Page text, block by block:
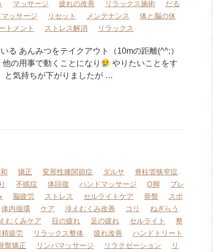
マッサージ 疲れの改善 リラックス施術
だる
ッサージ リセット メンテナンス
体と脳の休
トメント ストレス解消 リラックス
る あんみつをテイクアウト（10mの距離(^^;）
の用事で動くことになり
やりたいことをす
と気持ちが下がりましたが …
矯正 変形性膝関節症 ダルサ
脊柱管狭窄症
不眠症 体回復 ハンドマッサージ O脚
ブレ
脳疲労 ストレス セルライトケア 骨盤
スポ
体内循環 ケア 冷えむくみ改善 コリ
ねぎらう
むくみケア 目の疲れ 足の疲れ セルライト
整
精疲労 リラックス整体 疲れ改善
ハンドトリート
盤矯正 リンパマッサージ リラクゼーション
リ